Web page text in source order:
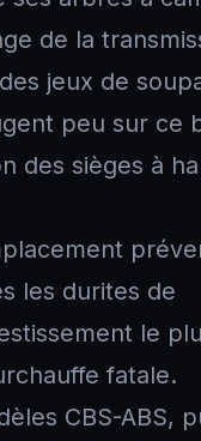
de la
jeux de
peu sur ce
des sièges à
les durites de
le
fatale.
CBS-ABS,